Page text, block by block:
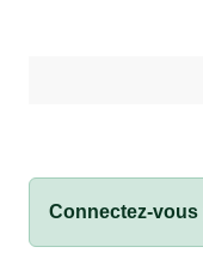
Connectez-vous